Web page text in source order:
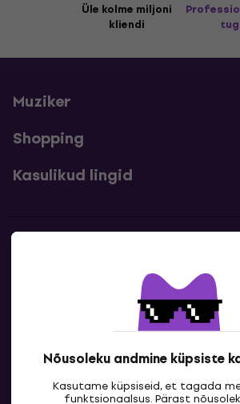
Nõusoleku andmine küpsiste
Kasutame küpsiseid, et tagada
funktsionaalsus. Pärast
Üle kolme miljoni
kliendi
Muziker
Shopping
Kasulikud lingid
Kontaktandmed